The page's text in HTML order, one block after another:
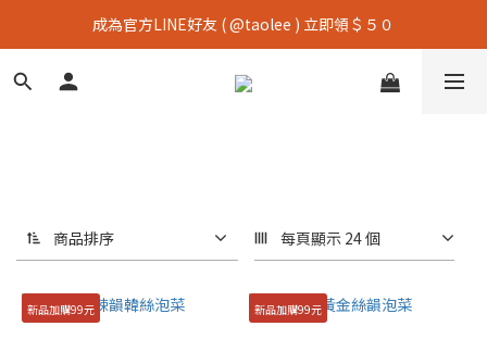
成為官方LINE好友 ( @taolee ) 立即領＄５０
商品排序 每頁顯示 24 個
新品加購99元 新品加購99元